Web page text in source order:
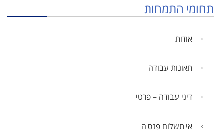
תחומי התמחות
אודות
תאונות עבודה
דיני עבודה – פרטי
אי תשלום פנסיה